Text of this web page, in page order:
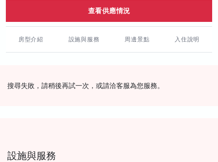
查看供應情況
房型介紹 設施與服務 周邊景點 入住說明
搜尋失敗，請稍後再試一次，或請洽客服為您服務。
設施與服務